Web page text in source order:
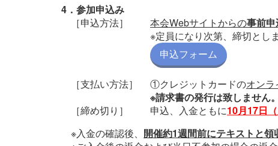
4．参加申込み
［申込方法］
本会Webサイトからの事前
※定員になり次第、締切とし
申込フォーム
［支払い方法］ ①クレジットカードのオンラ
※請求書の発行は致しません。
［締め切り］
申込、入金ともに10月17日
※入金の確認後、 開催約1週間前にテキストと領